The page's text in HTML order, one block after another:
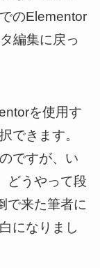
のElementor
編集に戻っ
を使用す
できます。
ですが、い
どうやって段
で来た筆者に
になりまし